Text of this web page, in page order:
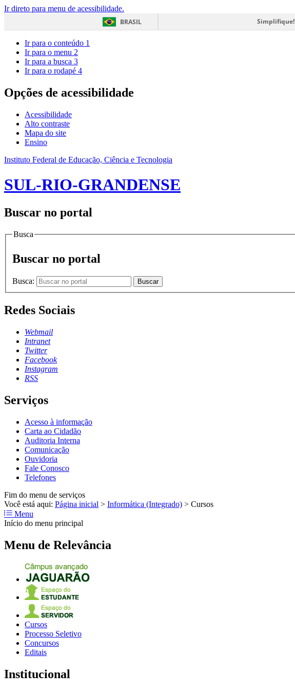
Ir direto para menu de acessibilidade.
BRASIL
Simplifique!
Ir para o conteúdo 1
Ir para o menu 2
Ir para a busca 3
Ir para o rodapé 4
Opções de acessibilidade
Acessibilidade
Alto contraste
Mapa do site
Ensino
Instituto Federal de Educação, Ciência e Tecnologia
SUL-RIO-GRANDENSE
Buscar no portal
Busca
Buscar no portal
Busca: Buscar
Redes Sociais
Webmail
Intranet
Twitter
Facebook
Instagram
RSS
Serviços
Acesso à informação
Carta ao Cidadão
Auditoria Interna
Comunicação
Ouvidoria
Fale Conosco
Telefones
Fim do menu de serviços
Você está aqui: Página inicial > Informática (Integrado) > Cursos
Menu
Início do menu principal
Menu de Relevância
Cursos
Processo Seletivo
Concursos
Editais
Institucional